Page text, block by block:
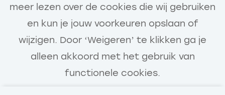
meer lezen over de cookies die wij gebruiken
en kun je jouw voorkeuren opslaan of
wijzigen. Door ‘Weigeren’ te klikken ga je
alleen akkoord met het gebruik van
functionele cookies.
Telefoonnummer
Upload cv of voorstelformulier